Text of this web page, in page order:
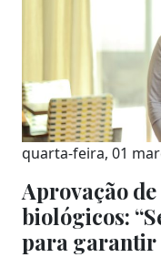
quarta-feira, 01
Aprovação
biológicos:
para garantir